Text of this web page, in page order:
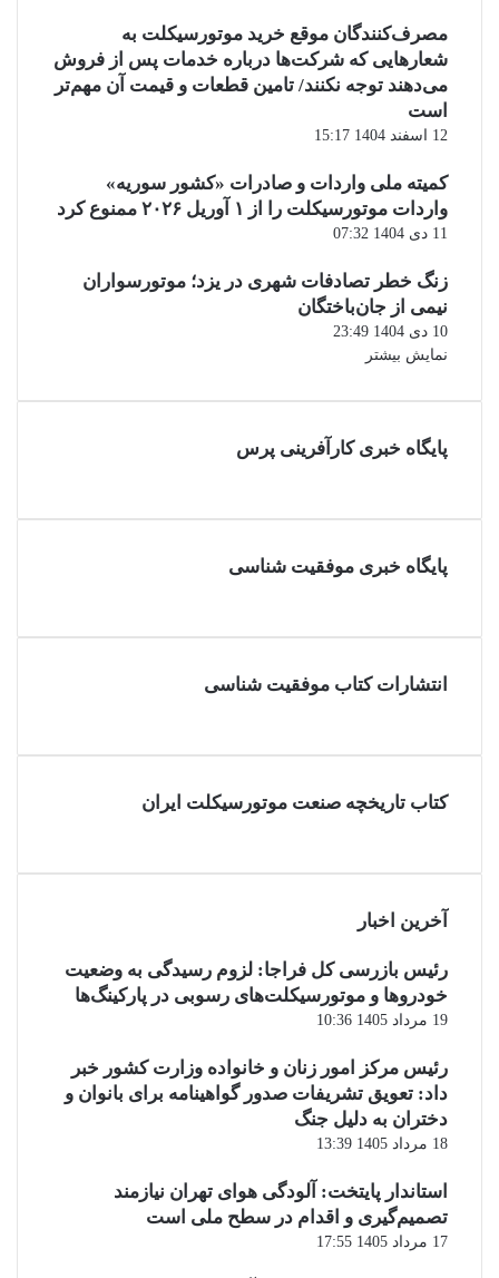
مصرف‌کنندگان موقع خرید موتورسیکلت به
شعارهایی که شرکت‌ها درباره خدمات پس از فروش
می‌دهند توجه نکنند/ تامین قطعات و قیمت آن مهم‌تر
است
12 اسفند 1404 15:17
کمیته ملی واردات و صادرات «کشور سوریه»
واردات موتورسیکلت را از ۱ آوریل ۲۰۲۶ ممنوع کرد
11 دی 1404 07:32
زنگ خطر تصادفات شهری در یزد؛ موتورسواران
نیمی از جان‌باختگان
10 دی 1404 23:49
نمایش بیشتر
پایگاه خبری کارآفرینی پرس
پایگاه خبری موفقیت شناسی
انتشارات کتاب موفقیت شناسی
کتاب تاریخچه صنعت موتورسیکلت ایران
آخرین اخبار
رئیس بازرسی کل فراجا: لزوم رسیدگی به وضعیت
خودروها و موتورسیکلت‌های رسوبی در پارکینگ‌ها
19 مرداد 1405 10:36
رئیس مرکز امور زنان و خانواده وزارت کشور خبر
داد: تعویق تشریفات صدور گواهینامه برای بانوان و
دختران به دلیل جنگ
18 مرداد 1405 13:39
استاندار پایتخت: آلودگی هوای تهران نیازمند
تصمیم‌گیری و اقدام در سطح ملی است
17 مرداد 1405 17:55